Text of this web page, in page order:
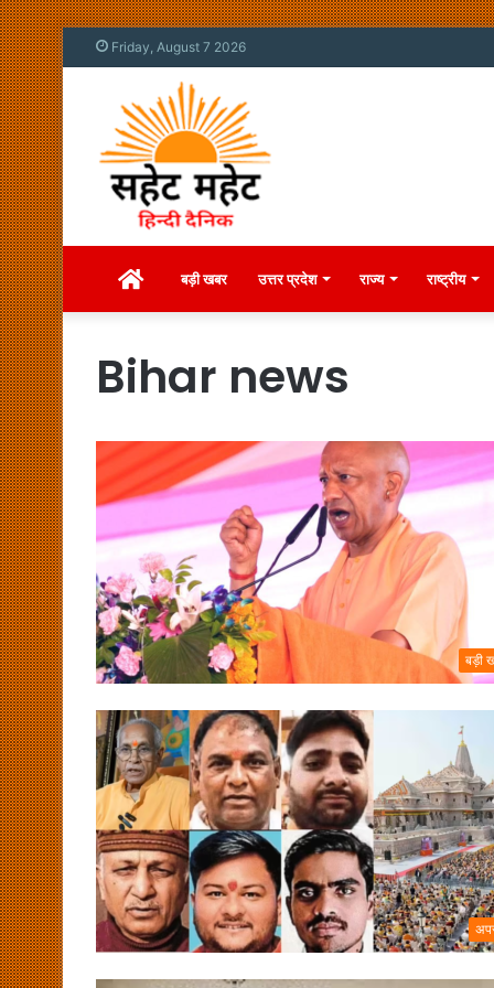
Friday, August 7 2026
Homeबड़ी खबर उत्तर प्रदेश राज्य राष्ट्रीय
Bihar news
बड़ी